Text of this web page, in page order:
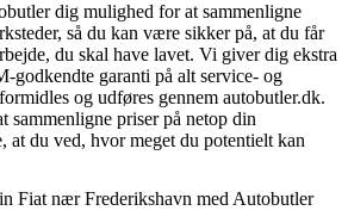
dig mulighed for at sammenligne
så du kan være sikker på, at du får
du skal have lavet. Vi giver dig ekstra
godkendte garanti på alt service- og
og udføres gennem autobutler.dk.
sammenligne priser på netop din
at du ved, hvor meget du potentielt kan
Fiat nær Frederikshavn med Autobutler